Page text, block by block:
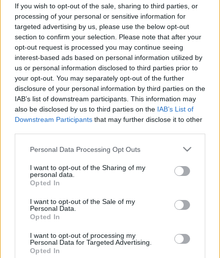
If you wish to opt-out of the sale, sharing to third parties, or
processing of your personal or sensitive information for
targeted advertising by us, please use the below opt-out
section to confirm your selection. Please note that after your
opt-out request is processed you may continue seeing
interest-based ads based on personal information utilized by
us or personal information disclosed to third parties prior to
your opt-out. You may separately opt-out of the further
disclosure of your personal information by third parties on the
IAB’s list of downstream participants. This information may
also be disclosed by us to third parties on the IAB’s List of
Downstream Participants that may further disclose it to other
Please note that this website/app uses one or more Google
not limited to your visit or usage behaviour. You may click to
grant or deny consent to Google and its third-party tags to
use your data for below specified purposes in below Google
consent section.
Personal Data Processing Opt Outs
I want to opt-out of the Sharing of my
personal data.
Opted In
I want to opt-out of the Sale of my
Personal Data.
Opted In
I want to opt-out of processing my
Personal Data for Targeted Advertising.
Opted In
Gyógynövények
2011. április 29. 12:01
Módosítva: 2015. november 04. 13:49
Megosztás
Küldés Küldés Messengeren
Egészségkalauz
Egészségkalauz
A fészkesek családjába tartozó növény a mediterrán
vidékeken és Észak-Afrikában őshonos. Az ókorból
ered, gyógyító célzatú alkalmazása: májbetegségek
esetén.